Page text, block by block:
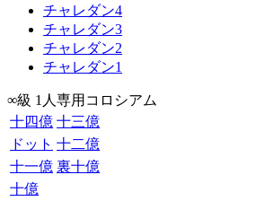
チャレダン4
チャレダン3
チャレダン2
チャレダン1
∞級 1人専用コロシアム
十四億 十三億
ドット 十二億
十一億 裏十億
十億